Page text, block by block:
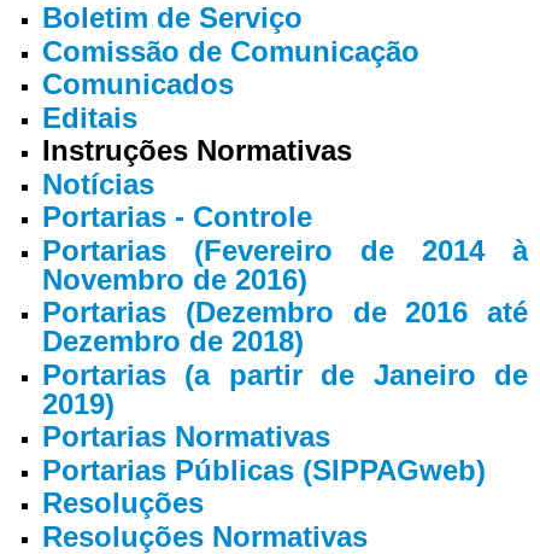
Boletim de Serviço
Comissão de Comunicação
Comunicados
Editais
Instruções Normativas
Notícias
Portarias - Controle
Portarias (Fevereiro de 2014 à
Novembro de 2016)
Portarias (Dezembro de 2016 até
Dezembro de 2018)
Portarias (a partir de Janeiro de
2019)
Portarias Normativas
Portarias Públicas (SIPPAGweb)
Resoluções
Resoluções Normativas